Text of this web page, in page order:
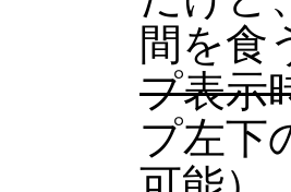
間を食
プ表示
プ左下